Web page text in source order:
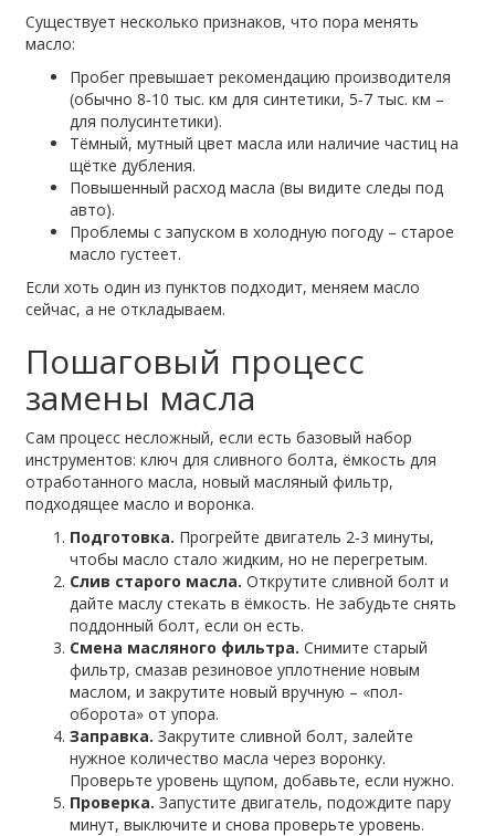
Существует несколько признаков, что пора менять
масло:
Пробег превышает рекомендацию производителя
(обычно 8‑10 тыс. км для синтетики, 5‑7 тыс. км –
для полусинтетики).
Тёмный, мутный цвет масла или наличие частиц на
щётке дубления.
Повышенный расход масла (вы видите следы под
авто).
Проблемы с запуском в холодную погоду – старое
масло густеет.
Если хоть один из пунктов подходит, меняем масло
сейчас, а не откладываем.
Пошаговый процесс
замены масла
Сам процесс несложный, если есть базовый набор
инструментов: ключ для сливного болта, ёмкость для
отработанного масла, новый масляный фильтр,
подходящее масло и воронка.
Подготовка. Прогрейте двигатель 2‑3 минуты,
чтобы масло стало жидким, но не перегретым.
Слив старого масла. Открутите сливной болт и
дайте маслу стекать в ёмкость. Не забудьте снять
поддонный болт, если он есть.
Смена масляного фильтра. Снимите старый
фильтр, смазав резиновое уплотнение новым
маслом, и закрутите новый вручную – «пол-
оборота» от упора.
Заправка. Закрутите сливной болт, залейте
нужное количество масла через воронку.
Проверьте уровень щупом, добавьте, если нужно.
Проверка. Запустите двигатель, подождите пару
минут, выключите и снова проверьте уровень.